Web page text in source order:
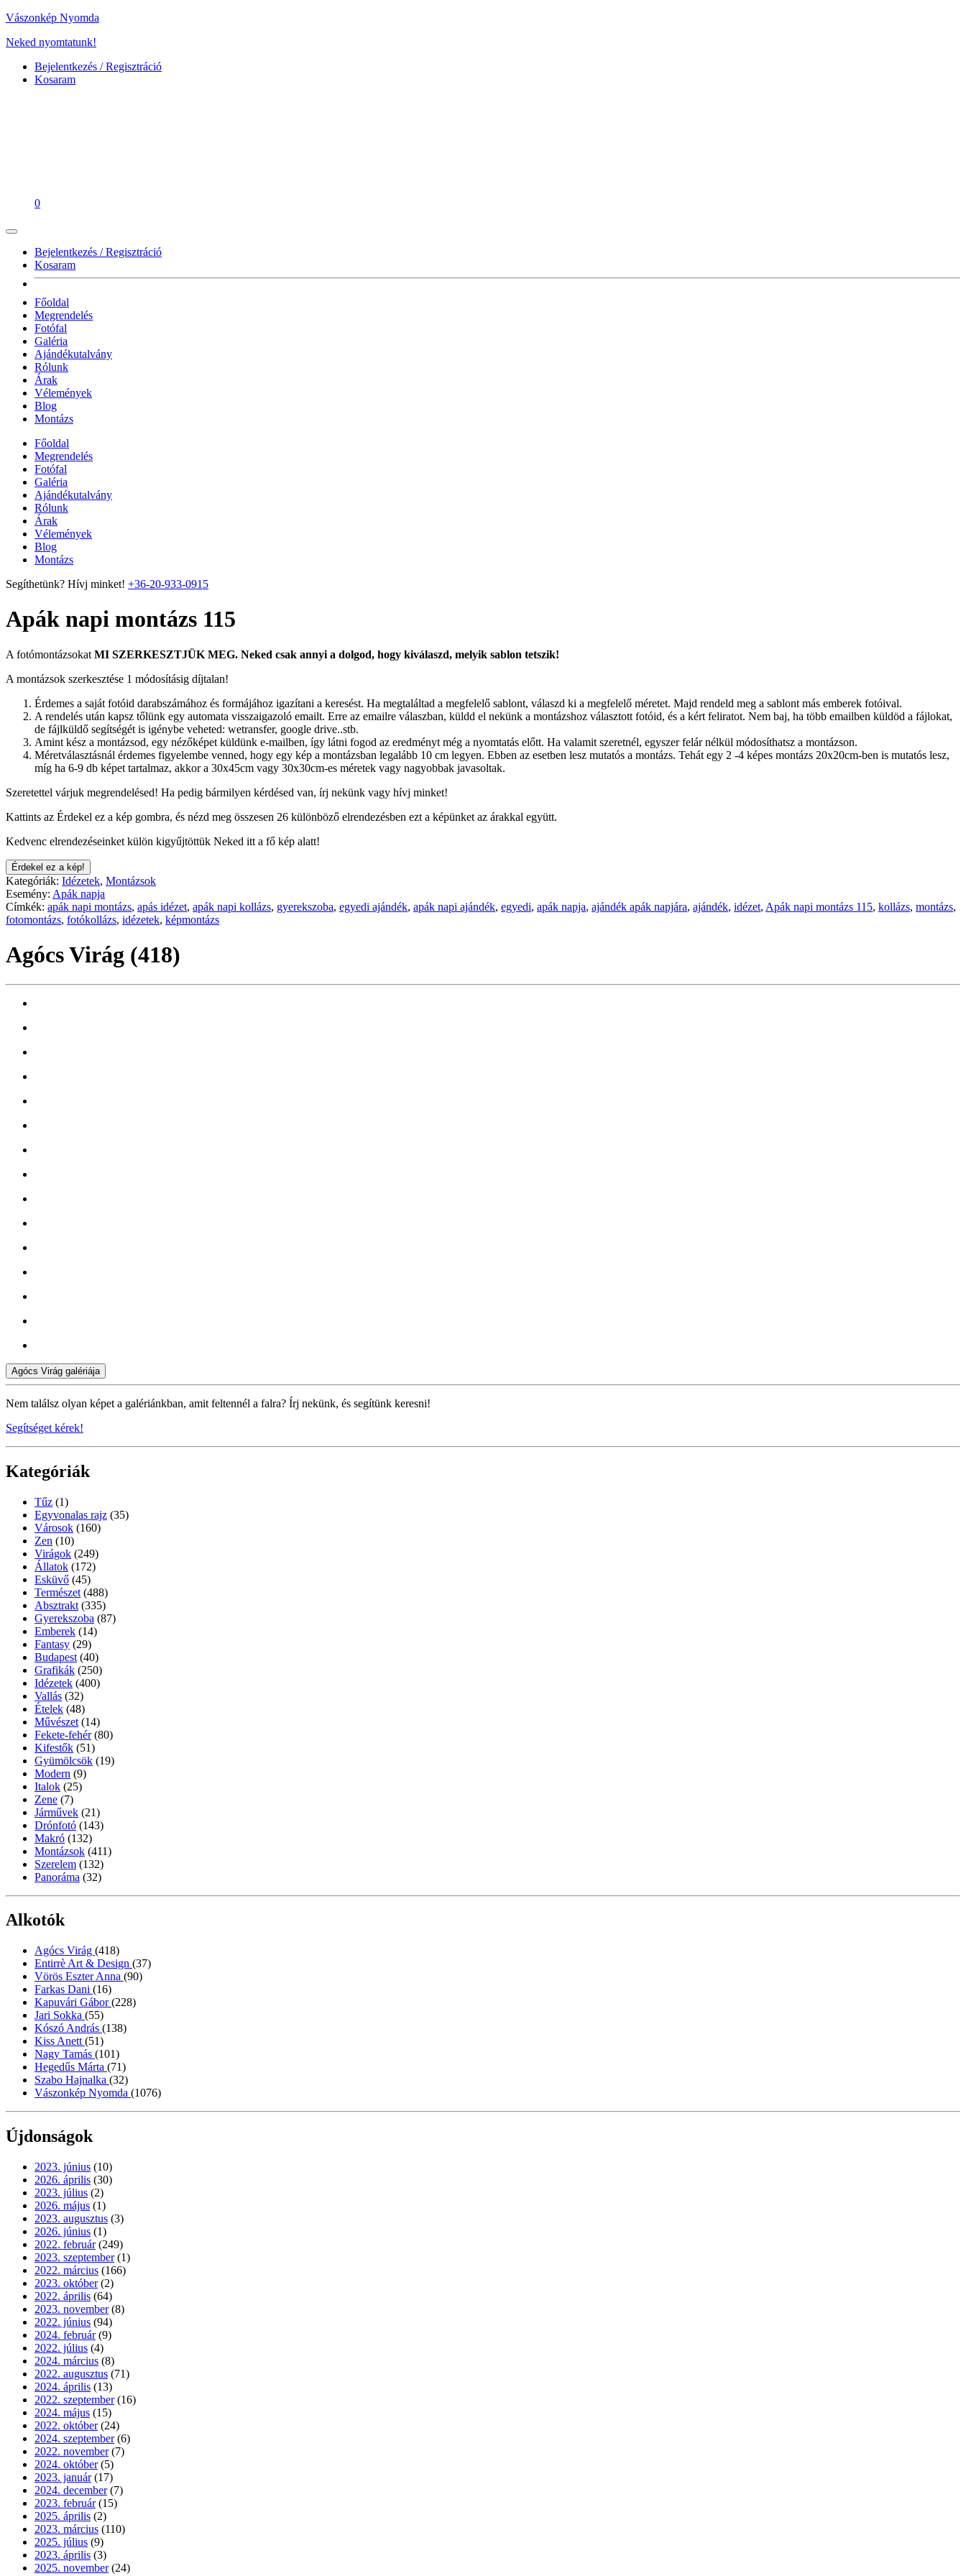
Vászonkép Nyomda
Neked nyomtatunk!
Bejelentkezés / Regisztráció
Kosaram
0
Bejelentkezés / Regisztráció
Kosaram
Főoldal
Megrendelés
Fotófal
Galéria
Ajándékutalvány
Rólunk
Árak
Vélemények
Blog
Montázs
Főoldal
Megrendelés
Fotófal
Galéria
Ajándékutalvány
Rólunk
Árak
Vélemények
Blog
Montázs
Segíthetünk? Hívj minket! +36-20-933-0915
Apák napi montázs 115
A fotómontázsokat MI SZERKESZTJÜK MEG. Neked csak annyi a dolgod, hogy kiválaszd, melyik sablon tetszik!
A montázsok szerkesztése 1 módosításig díjtalan!
Érdemes a saját fotóid darabszámához és formájához igazítani a keresést. Ha megtaláltad a megfelelő sablont, válaszd ki a megfelelő méretet. Majd rendeld meg a sablont más emberek fotóival.
A rendelés után kapsz tőlünk egy automata visszaigazoló emailt. Erre az emailre válaszban, küldd el nekünk a montázshoz választott fotóid, és a kért feliratot. Nem baj, ha több emailben küldöd a fájlokat,
de fájlküldő segítségét is igénybe veheted: wetransfer, google drive..stb.
Amint kész a montázsod, egy nézőképet küldünk e-mailben, így látni fogod az eredményt még a nyomtatás előtt. Ha valamit szeretnél, egyszer felár nélkül módosíthatsz a montázson.
Méretválasztásnál érdemes figyelembe venned, hogy egy kép a montázsban legalább 10 cm legyen. Ebben az esetben lesz mutatós a montázs. Tehát egy 2 -4 képes montázs 20x20cm-ben is mutatós lesz,
míg ha 6-9 db képet tartalmaz, akkor a 30x45cm vagy 30x30cm-es méretek vagy nagyobbak javasoltak.
Szeretettel várjuk megrendelésed! Ha pedig bármilyen kérdésed van, írj nekünk vagy hívj minket!
Kattints az Érdekel ez a kép gombra, és nézd meg összesen 26 különböző elrendezésben ezt a képünket az árakkal együtt.
Kedvenc elrendezéseinket külön kigyűjtöttük Neked itt a fő kép alatt!
Érdekel ez a kép!
Kategóriák: Idézetek, Montázsok
Esemény: Apák napja
Címkék: apák napi montázs, apás idézet, apák napi kollázs, gyerekszoba, egyedi ajándék, apák napi ajándék, egyedi, apák napja, ajándék apák napjára, ajándék, idézet, Apák napi montázs 115, kollázs, montázs,
fotomontázs, fotókollázs, idézetek, képmontázs
Agócs Virág (418)
Agócs Virág galériája
Nem találsz olyan képet a galériánkban, amit feltennél a falra? Írj nekünk, és segítünk keresni!
Segítséget kérek!
Kategóriák
Tűz (1)
Egyvonalas rajz (35)
Városok (160)
Zen (10)
Virágok (249)
Állatok (172)
Esküvő (45)
Természet (488)
Absztrakt (335)
Gyerekszoba (87)
Emberek (14)
Fantasy (29)
Budapest (40)
Grafikák (250)
Idézetek (400)
Vallás (32)
Ételek (48)
Művészet (14)
Fekete-fehér (80)
Kifestők (51)
Gyümölcsök (19)
Modern (9)
Italok (25)
Zene (7)
Járművek (21)
Drónfotó (143)
Makró (132)
Montázsok (411)
Szerelem (132)
Panoráma (32)
Alkotók
Agócs Virág (418)
Entirrè Art & Design (37)
Vörös Eszter Anna (90)
Farkas Dani (16)
Kapuvári Gábor(228)
Jari Sokka (55)
Kószó András (138)
Kiss Anett (51)
Nagy Tamás (101)
Hegedűs Márta (71)
Szabo Hajnalka (32)
Vászonkép Nyomda (1076)
Újdonságok
2023. június (10)
2026. április (30)
2023. július (2)
2026. május (1)
2023. augusztus (3)
2026. június (1)
2022. február (249)
2023. szeptember (1)
2022. március (166)
2023. október (2)
2022. április (64)
2023. november (8)
2022. június (94)
2024. február (9)
2022. július (4)
2024. március (8)
2022. augusztus (71)
2024. április (13)
2022. szeptember (16)
2024. május (15)
2022. október (24)
2024. szeptember (6)
2022. november (7)
2024. október (5)
2023. január (17)
2024. december (7)
2023. február (15)
2025. április (2)
2023. március (110)
2025. július (9)
2023. április (3)
2025. november (24)